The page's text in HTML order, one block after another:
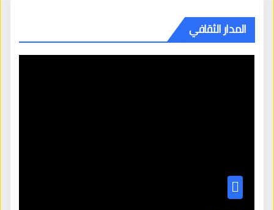
المدار الثقافي